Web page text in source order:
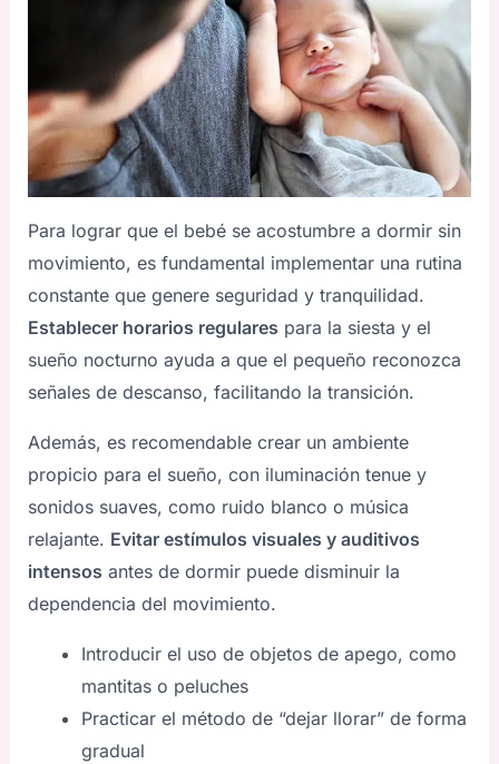
Para lograr que el bebé se acostumbre a dormir sin
movimiento, es fundamental implementar una rutina
constante que genere seguridad y tranquilidad.
Establecer horarios regulares para la siesta y el
sueño nocturno ayuda a que el pequeño reconozca
señales de descanso, facilitando la transición.
Además, es recomendable crear un ambiente
propicio para el sueño, con iluminación tenue y
sonidos suaves, como ruido blanco o música
relajante. Evitar estímulos visuales y auditivos
intensos antes de dormir puede disminuir la
dependencia del movimiento.
Introducir el uso de objetos de apego, como
mantitas o peluches
Practicar el método de “dejar llorar” de forma
gradual